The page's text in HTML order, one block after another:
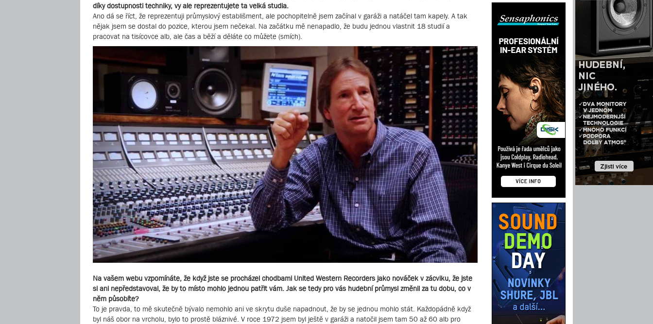
díky dostupnosti techniky, vy ale reprezentujete ta velká studia.
Ano dá se říct, že reprezentuji průmyslový establišment, ale pochopitelně jsem začínal v garáži a natáčel tam kapely. A tak
nějak jsem se dostal do pozice, kterou jsem nečekal. Na začátku mě nenapadlo, že budu jednou vlastnit 18 studií a
pracovat na tisícovce alb, ale čas a běží a děláte co můžete (smích).
Na vašem webu vzpomínáte, že když jste se procházel chodbami United Western Recorders jako nováček v zácviku, že jste
si ani nepředstavoval, že by to místo mohlo jednou patřit vám. Jak se tedy pro vás hudební průmysl změnil za tu dobu, co v
něm působíte?
To je pravda, to mě skutečně bývalo nemohlo ani ve skrytu duše napadnout, že by se jednou mohlo stát. Každopádně když
byl náš obor na vrcholu, bylo to prostě bláznivé. V roce 1972 jsem byl ještě v garáži a natočil jsem tam 50 až 60 alb pro